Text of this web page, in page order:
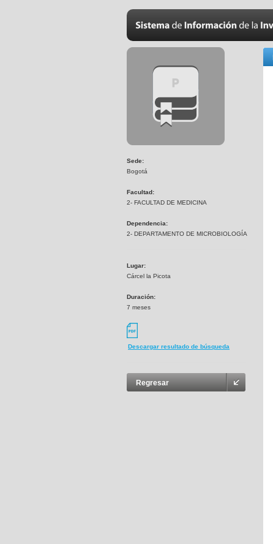
Sede:
Bogotá
Facultad:
2- FACULTAD DE MEDICINA
Dependencia:
2- DEPARTAMENTO DE MICROBIOLOGÍA
Lugar:
Cárcel la Picota
Duración:
7 meses
Descargar resultado de búsqueda
Regresar